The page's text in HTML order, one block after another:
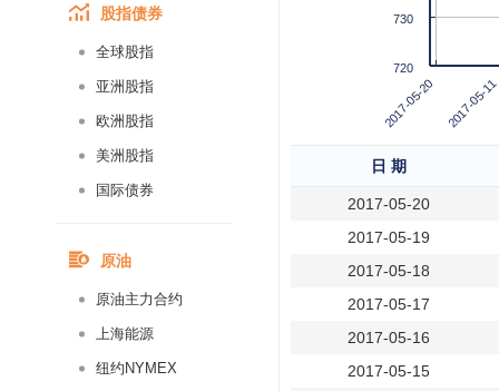
股指债券
全球股指
亚洲股指
欧洲股指
美洲股指
国际债券
原油
原油主力合约
上海能源
纽约NYMEX
2017-05-20 2017-05-11
720
730
日 期
2017-05-20
2017-05-19
2017-05-18
2017-05-17
2017-05-16
2017-05-15